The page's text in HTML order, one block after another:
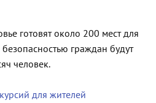
готовят около 200 мест для
граждан будут
человек.
для жителей